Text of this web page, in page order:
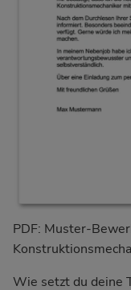
PDF: Muster-
Wie setzt du deine